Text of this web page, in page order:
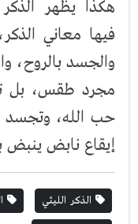
هكذا يظهر
فيها معاني
والجسد بالروح،
مجرد طقس، بل
حب الله، وتجسد
إيقاع نابض ينبض
الذكر الليثي